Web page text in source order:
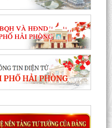
Nghị quyết số 11-NQ/TU,